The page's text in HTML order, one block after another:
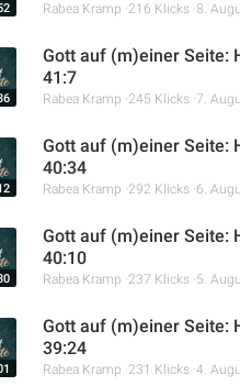
Rabea Kramp 216 Klicks 8.
Gott auf (m)einer Seite:
41:7
Rabea Kramp 245 Klicks 7.
Gott auf (m)einer Seite:
40:34
Rabea Kramp 292 Klicks 6.
Gott auf (m)einer Seite:
40:10
Rabea Kramp 237 Klicks 5.
Gott auf (m)einer Seite:
39:24
Rabea Kramp 231 Klicks 4.